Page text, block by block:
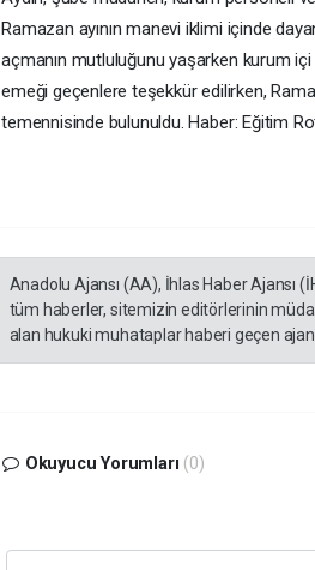
Ramazan ayının manevi iklimi içinde
açmanın mutluluğunu yaşarken kurum
emeği geçenlere teşekkür edilirken,
temennisinde bulunuldu. Haber: Eğitim
Anadolu Ajansı (AA), İhlas Haber Ajansı
tüm haberler, sitemizin editörlerinin
alan hukuki muhataplar haberi geçen
Okuyucu Yorumları (0)